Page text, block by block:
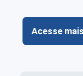
Acesse